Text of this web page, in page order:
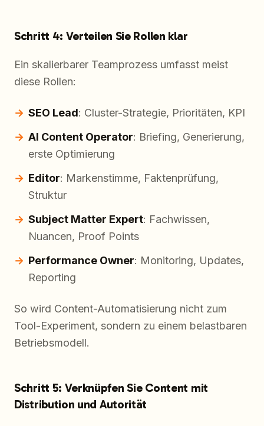
Schritt 4: Verteilen Sie Rollen klar
Ein skalierbarer Teamprozess umfasst meist
diese Rollen:
SEO Lead: Cluster-Strategie, Prioritäten, KPI
AI Content Operator: Briefing, Generierung,
erste Optimierung
Editor: Markenstimme, Faktenprüfung,
Struktur
Subject Matter Expert: Fachwissen,
Nuancen, Proof Points
Performance Owner: Monitoring, Updates,
Reporting
So wird Content-Automatisierung nicht zum
Tool-Experiment, sondern zu einem belastbaren
Betriebsmodell.
Schritt 5: Verknüpfen Sie Content mit
Distribution und Autorität